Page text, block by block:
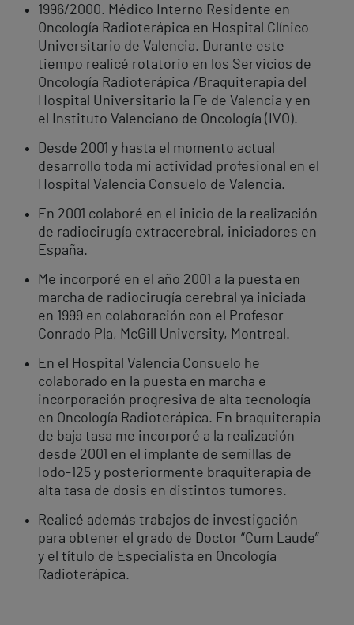
1996/2000. Médico Interno Residente en
Oncología Radioterápica en Hospital Clínico
Universitario de Valencia. Durante este
tiempo realicé rotatorio en los Servicios de
Oncología Radioterápica /Braquiterapia del
Hospital Universitario la Fe de Valencia y en
el Instituto Valenciano de Oncología (IVO).
Desde 2001 y hasta el momento actual
desarrollo toda mi actividad profesional en el
Hospital Valencia Consuelo de Valencia.
En 2001 colaboré en el inicio de la realización
de radiocirugía extracerebral, iniciadores en
España.
Me incorporé en el año 2001 a la puesta en
marcha de radiocirugía cerebral ya iniciada
en 1999 en colaboración con el Profesor
Conrado Pla, McGill University, Montreal.
En el Hospital Valencia Consuelo he
colaborado en la puesta en marcha e
incorporación progresiva de alta tecnología
en Oncología Radioterápica. En braquiterapia
de baja tasa me incorporé a la realización
desde 2001 en el implante de semillas de
Iodo-125 y posteriormente braquiterapia de
alta tasa de dosis en distintos tumores.
Realicé además trabajos de investigación
para obtener el grado de Doctor “Cum Laude”
y el título de Especialista en Oncología
Radioterápica.